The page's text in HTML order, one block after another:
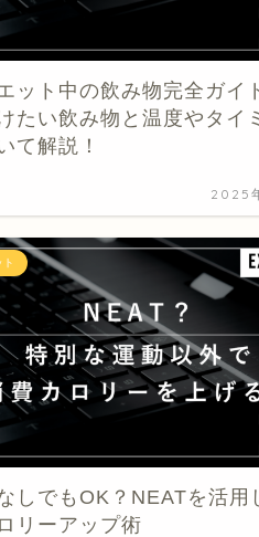
ット中の飲み物完全ガイ
たい飲み物と温度やタイ
て解説！
2025
ト
しでもOK？NEATを活用
リーアップ術